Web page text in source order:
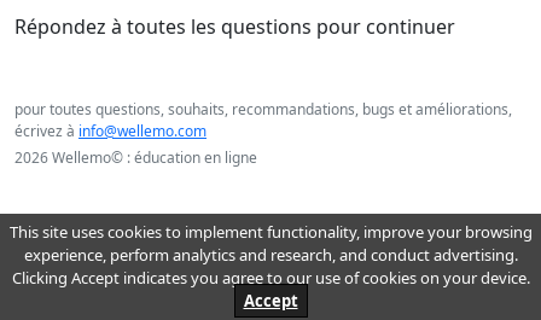
Répondez à toutes les questions pour continuer
pour toutes questions, souhaits, recommandations, bugs et améliorations,
écrivez à info@wellemo.com
2026 Wellemo© : éducation en ligne
This site uses cookies to implement functionality, improve your browsing
experience, perform analytics and research, and conduct advertising.
Clicking Accept indicates you agree to our use of cookies on your device.
Accept